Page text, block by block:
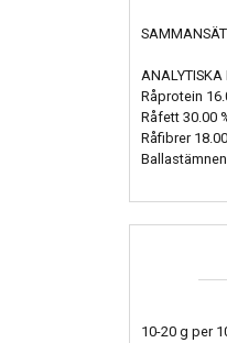
ANALYTISKA
Råprotein
Råfett 30.00
Råfibrer
10-20 g per